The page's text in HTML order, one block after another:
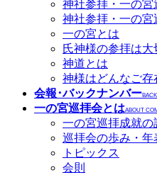
神社参拝・一の宮
神社参拝・一の
一の宮とは
氏神様の参拝は大
神道とは
神様はどんなご存
会報･バックナンバー
一の宮巡拝会とはABOUT
一の宮巡拝成就の
巡拝会の歩み・年
トピックス
会則